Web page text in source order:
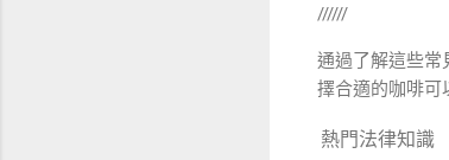
//////
通過了解這些常
擇合適的咖啡可
熱門法律知識